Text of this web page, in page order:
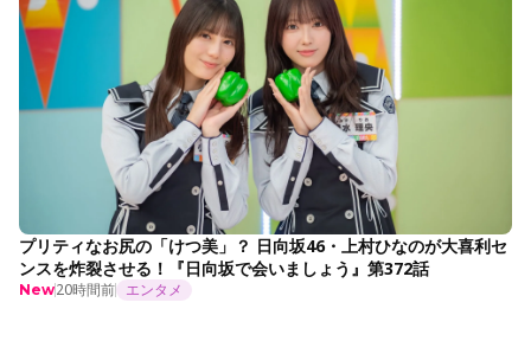
プリティなお尻の「けつ美」？ 日向坂46・上村ひなのが大喜利セ
ンスを炸裂させる！『日向坂で会いましょう』第372話
New20時間前 エンタメ